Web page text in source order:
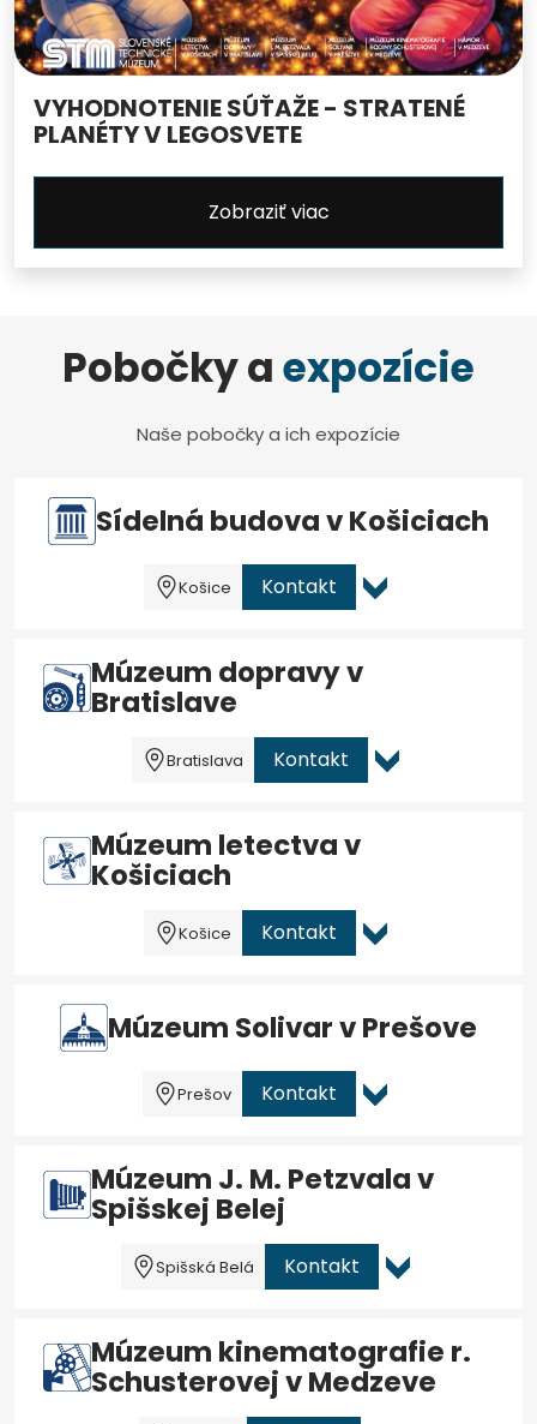
VYHODNOTENIE SÚŤAŽE - STRATENÉ
PLANÉTY V LEGOSVETE
Zobraziť viac
Pobočky aexpozície
Naše pobočky a ich expozície
Sídelná budova v Košiciach
Košice Kontakt
Múzeum dopravy v
Bratislave
Bratislava Kontakt
Múzeum letectva v
Košiciach
Košice Kontakt
Múzeum Solivar v Prešove
Prešov Kontakt
Múzeum J. M. Petzvala v
Spišskej Belej
Spišská Belá Kontakt
Múzeum kinematografie r.
Schusterovej v Medzeve